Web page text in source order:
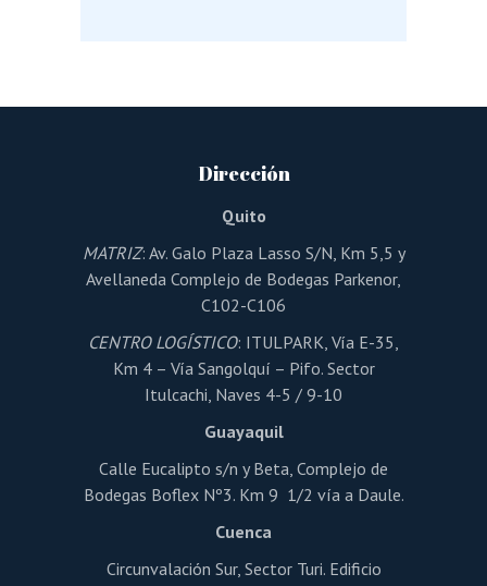
Dirección
Quito
MATRIZ: Av. Galo Plaza Lasso S/N, Km 5,5 y
Avellaneda Complejo de Bodegas Parkenor,
C102-C106
CENTRO LOGÍSTICO: ITULPARK, Vía E-35,
Km 4 – Vía Sangolquí – Pifo. Sector
Itulcachi, Naves 4-5 / 9-10
Guayaquil
Calle Eucalipto s/n y Beta, Complejo de
Bodegas Boflex Nº3. Km 9 1/2 vía a Daule.
Cuenca
Circunvalación Sur, Sector Turi. Edificio